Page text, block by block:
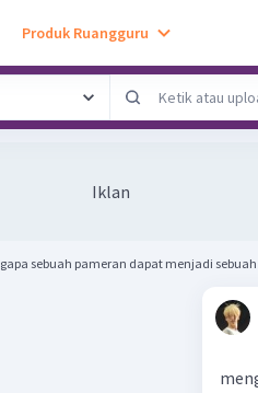
Produk Ruangguru
Iklan
sebuah pameran dapat menjadi